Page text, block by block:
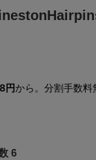
円から。分割手数料
6